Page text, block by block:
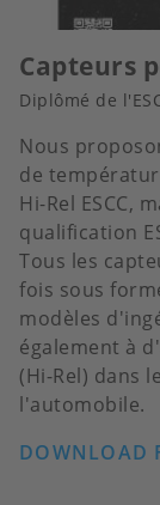
Capteurs
Diplômé de
Nous
de
Hi-Rel ESCC,
qualification
Tous les
fois sous
modèles
également à
(Hi-Rel) dans
l'automobile.
DOWNLOAD